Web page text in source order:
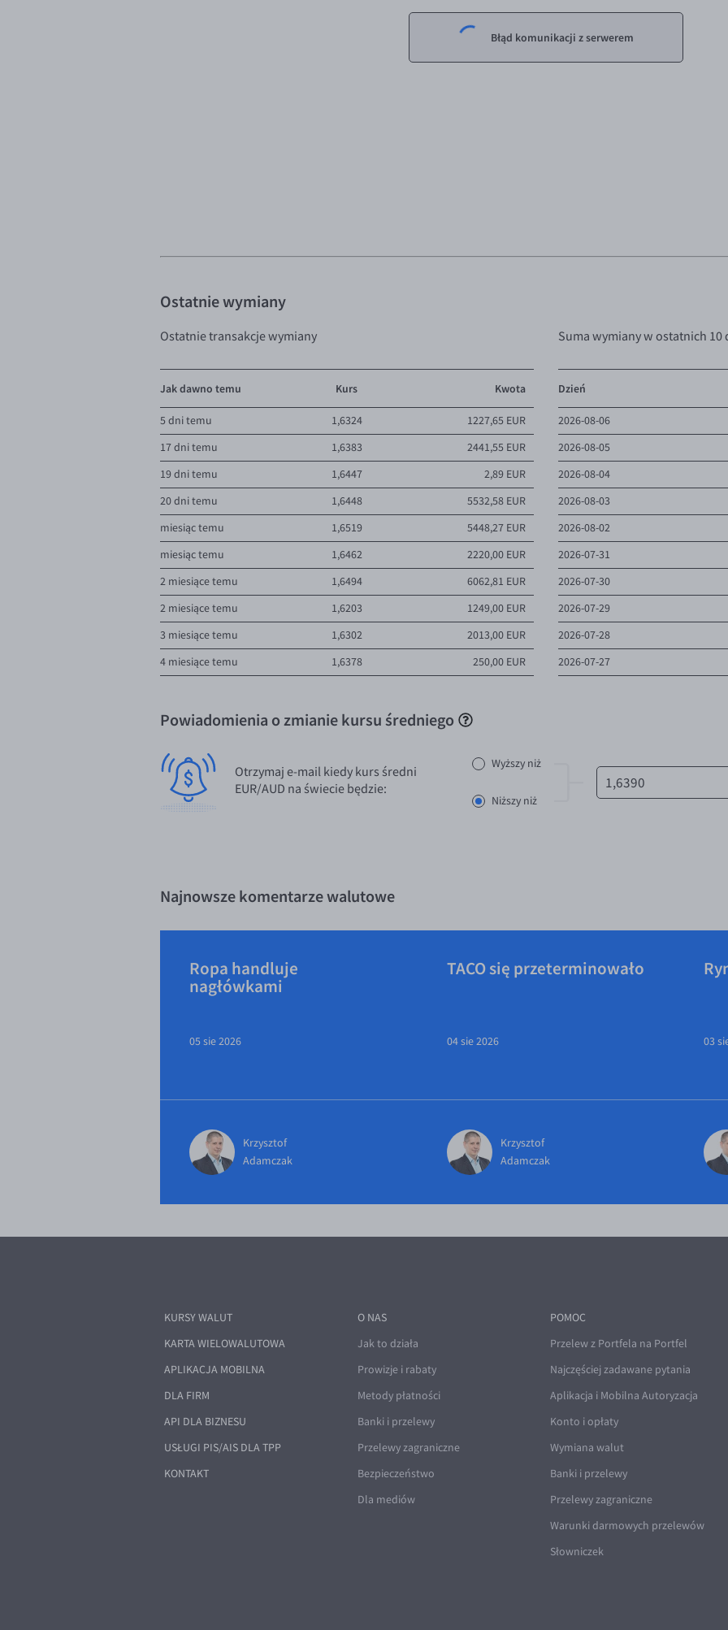
Błąd komunikacji z serwerem
Ostatnie wymiany
Ostatnie transakcje wymiany
Jak dawno temu Kurs Kwota
5 dni temu 1,6324
1227,65 EUR
17 dni temu
1,6383
2441,55 EUR
19 dni temu
1,6447
2,89 EUR
20 dni temu
1,6448
5532,58 EUR
miesiąc temu
1,6519
5448,27 EUR
miesiąc temu
1,6462
2220,00 EUR
2 miesiące temu
1,6494
6062,81 EUR
2 miesiące temu
1,6203
1249,00 EUR
3 miesiące temu
1,6302
2013,00 EUR
4 miesiące temu
1,6378 250,00 EUR
Suma wymiany w ostatnich 10
Dzień
2026-08-06
2026-08-05
2026-08-04
2026-08-03
2026-08-02
2026-07-31
2026-07-30
2026-07-29
2026-07-28
2026-07-27
Powiadomienia o zmianie kursu średniego
Otrzymaj e-mail kiedy kurs średni
EUR/AUD na świecie będzie:
Wyższy niż
Niższy niż
Najnowsze komentarze walutowe
Ropa handluje
nagłówkami
05 sie 2026
Krzysztof
Adamczak
TACO się przeterminowało
04 sie 2026
Krzysztof
Adamczak
03
KURSY WALUT
KARTA WIELOWALUTOWA
APLIKACJA MOBILNA
DLA FIRM
API DLA BIZNESU
USŁUGI PIS/AIS DLA TPP
KONTAKT
O NAS
Jak to działa
Prowizje i rabaty
Metody płatności
Banki i przelewy
Przelewy zagraniczne
Bezpieczeństwo
Dla mediów
POMOC
Przelew z Portfela na Portfel
Najczęściej zadawane pytania
Aplikacja i Mobilna Autoryzacja
Konto i opłaty
Wymiana walut
Banki i przelewy
Przelewy zagraniczne
Warunki darmowych przelewów
Słowniczek